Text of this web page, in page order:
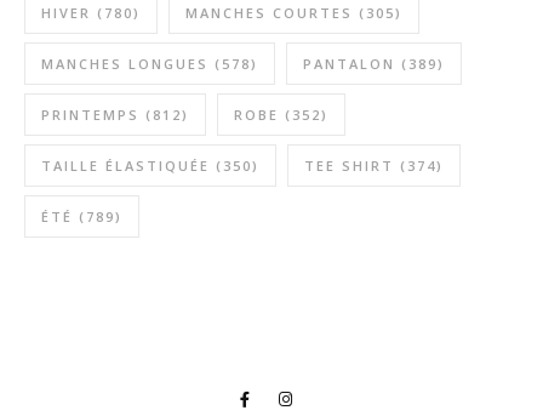
HIVER (780) MANCHES COURTES (305)
MANCHES LONGUES (578) PANTALON (389)
PRINTEMPS (812) ROBE (352)
TAILLE ÉLASTIQUÉE (350) TEE SHIRT (374)
ÉTÉ (789)